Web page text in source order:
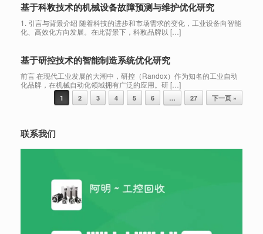
基于科敉技术的机械设备故障预测与维护优化研究
1. 引言与背景介绍 随着科技的进步和市场需求的变化，工业设备向智能
化、高效化方向发展。在此背景下，科敉品牌以 […]
基于研控技术的智能制造系统优化研究
前言 在现代工业发展的大潮中，研控（Randox）作为知名的工业自动
化品牌，在机械自动化领域拥有广泛的应用。研 […]
Post navigation
1 2 3 4 5 6 … 27 下一页 »
联系我们